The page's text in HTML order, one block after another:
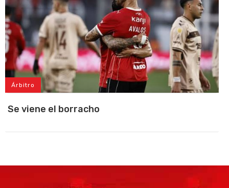
Árbitro
Se viene el borracho